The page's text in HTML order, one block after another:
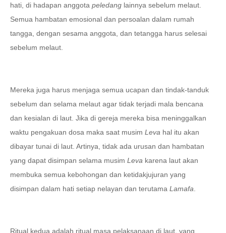
hati, di hadapan anggota peledang lainnya sebelum melaut.
Semua hambatan emosional dan persoalan dalam rumah
tangga, dengan sesama anggota, dan tetangga harus selesai
sebelum melaut.
Mereka juga harus menjaga semua ucapan dan tindak-tanduk
sebelum dan selama melaut agar tidak terjadi mala bencana
dan kesialan di laut. Jika di gereja mereka bisa meninggalkan
waktu pengakuan dosa maka saat musim Leva hal itu akan
dibayar tunai di laut. Artinya, tidak ada urusan dan hambatan
yang dapat disimpan selama musim Leva karena laut akan
membuka semua kebohongan dan ketidakjujuran yang
disimpan dalam hati setiap nelayan dan terutama Lamafa.
Ritual kedua adalah ritual masa pelaksanaan di laut. yang